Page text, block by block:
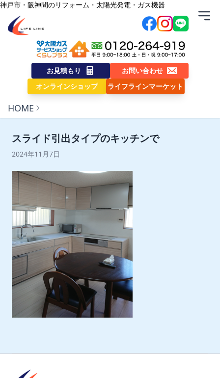
内容をスキップ
神戸市・阪神間のリフォーム・太陽光発電・ガス機器
株式会社ライフライン
お見積もり
お問い合わせ
オンラインショップ
ライフラインマーケット
HOME
スライド引出タイプのキッチンで
2024年11月7日